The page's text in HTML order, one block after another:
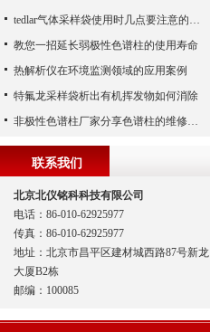
tedlar气体采样袋使用时几点要注意的地方
教您一招延长弱极性色谱柱的使用寿命
热解析仪在环境监测领域的应用案例
特氟龙采样袋析出有机挥发物如何消除
非极性色谱柱厂家分享色谱柱的维修心得
联系我们
北京北仪铭科科技有限公司
电话：86-010-62925977
传真：86-010-62925977
地址：北京市昌平区建材城西路87号新龙
大厦B2栋
邮编：100085